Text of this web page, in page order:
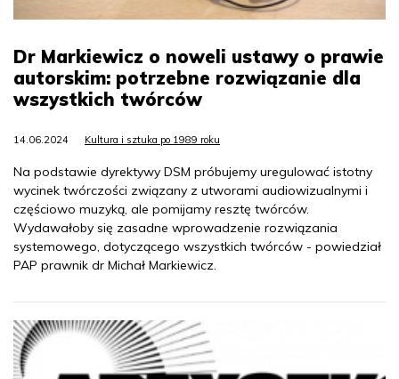
Dr Markiewicz o noweli ustawy o prawie
autorskim: potrzebne rozwiązanie dla
wszystkich twórców
14.06.2024 Kultura i sztuka po 1989 roku
Na podstawie dyrektywy DSM próbujemy uregulować istotny
wycinek twórczości związany z utworami audiowizualnymi i
częściowo muzyką, ale pomijamy resztę twórców.
Wydawałoby się zasadne wprowadzenie rozwiązania
systemowego, dotyczącego wszystkich twórców - powiedział
PAP prawnik dr Michał Markiewicz.